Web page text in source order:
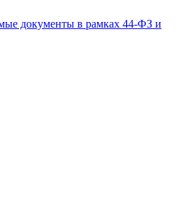
документы в рамках 44-ФЗ и